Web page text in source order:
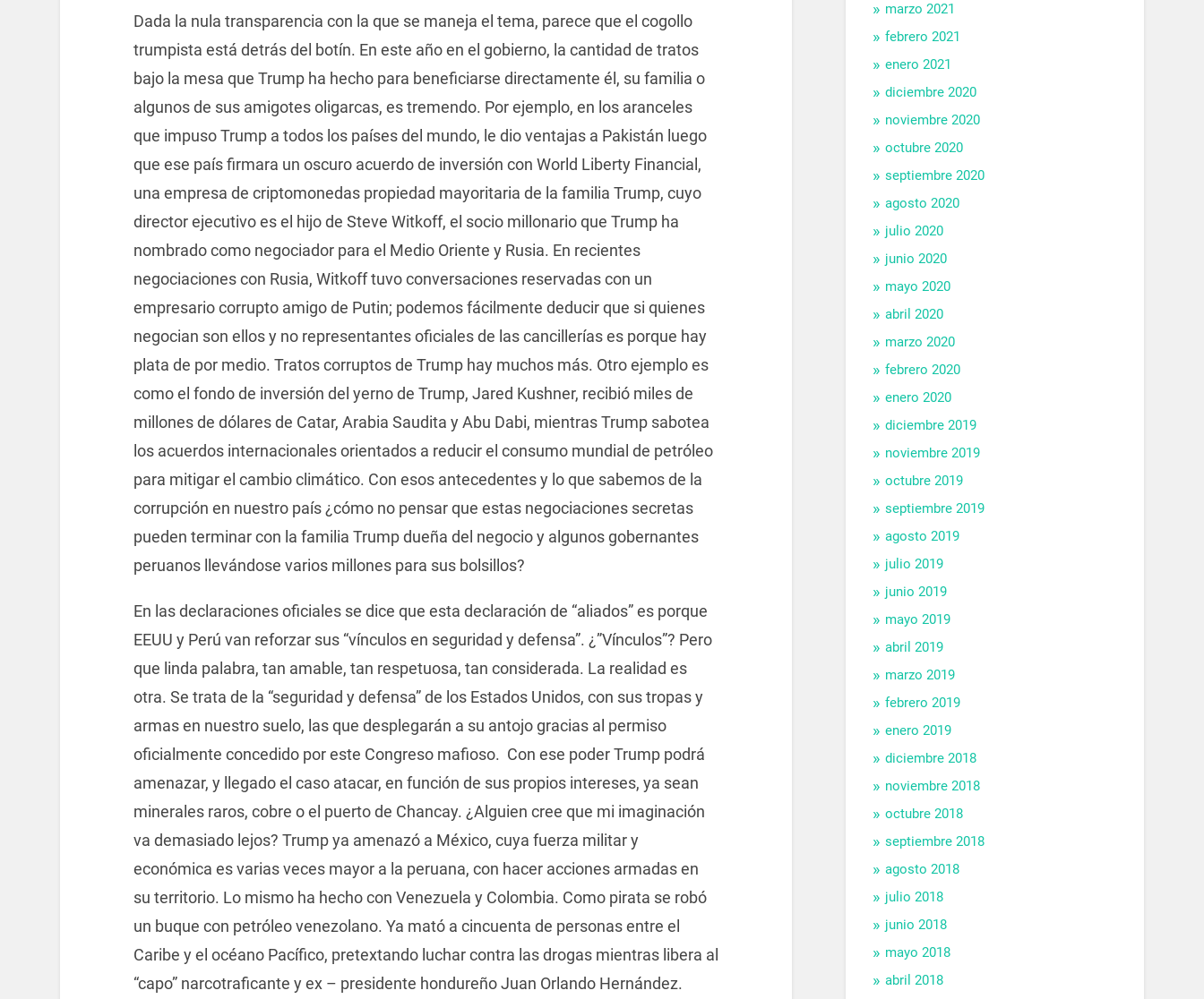
Dada la nula transparencia con la que se maneja el tema, parece que el cogollo
trumpista está detrás del botín. En este año en el gobierno, la cantidad de tratos
bajo la mesa que Trump ha hecho para beneficiarse directamente él, su familia o
algunos de sus amigotes oligarcas, es tremendo. Por ejemplo, en los aranceles
que impuso Trump a todos los países del mundo, le dio ventajas a Pakistán luego
que ese país firmara un oscuro acuerdo de inversión con World Liberty Financial,
una empresa de criptomonedas propiedad mayoritaria de la familia Trump, cuyo
director ejecutivo es el hijo de Steve Witkoff, el socio millonario que Trump ha
nombrado como negociador para el Medio Oriente y Rusia. En recientes
negociaciones con Rusia, Witkoff tuvo conversaciones reservadas con un
empresario corrupto amigo de Putin; podemos fácilmente deducir que si quienes
negocian son ellos y no representantes oficiales de las cancillerías es porque hay
plata de por medio. Tratos corruptos de Trump hay muchos más. Otro ejemplo es
como el fondo de inversión del yerno de Trump, Jared Kushner, recibió miles de
millones de dólares de Catar, Arabia Saudita y Abu Dabi, mientras Trump sabotea
los acuerdos internacionales orientados a reducir el consumo mundial de petróleo
para mitigar el cambio climático. Con esos antecedentes y lo que sabemos de la
corrupción en nuestro país ¿cómo no pensar que estas negociaciones secretas
pueden terminar con la familia Trump dueña del negocio y algunos gobernantes
peruanos llevándose varios millones para sus bolsillos?
En las declaraciones oficiales se dice que esta declaración de “aliados” es porque
EEUU y Perú van reforzar sus “vínculos en seguridad y defensa”. ¿”Vínculos”? Pero
que linda palabra, tan amable, tan respetuosa, tan considerada. La realidad es
otra. Se trata de la “seguridad y defensa” de los Estados Unidos, con sus tropas y
armas en nuestro suelo, las que desplegarán a su antojo gracias al permiso
oficialmente concedido por este Congreso mafioso. Con ese poder Trump podrá
amenazar, y llegado el caso atacar, en función de sus propios intereses, ya sean
minerales raros, cobre o el puerto de Chancay. ¿Alguien cree que mi imaginación
va demasiado lejos? Trump ya amenazó a México, cuya fuerza militar y
económica es varias veces mayor a la peruana, con hacer acciones armadas en
su territorio. Lo mismo ha hecho con Venezuela y Colombia. Como pirata se robó
un buque con petróleo venezolano. Ya mató a cincuenta de personas entre el
Caribe y el océano Pacífico, pretextando luchar contra las drogas mientras libera al
“capo” narcotraficante y ex – presidente hondureño Juan Orlando Hernández.
marzo 2021
febrero 2021
enero 2021
diciembre 2020
noviembre 2020
octubre 2020
septiembre 2020
agosto 2020
julio 2020
junio 2020
mayo 2020
abril 2020
marzo 2020
febrero 2020
enero 2020
diciembre 2019
noviembre 2019
octubre 2019
septiembre 2019
agosto 2019
julio 2019
junio 2019
mayo 2019
abril 2019
marzo 2019
febrero 2019
enero 2019
diciembre 2018
noviembre 2018
octubre 2018
septiembre 2018
agosto 2018
julio 2018
junio 2018
mayo 2018
abril 2018